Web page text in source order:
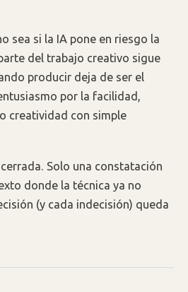
sea si la IA pone en riesgo la
del trabajo creativo sigue
producir deja de ser el
por la facilidad,
creatividad con simple
Solo una constatación
donde la técnica ya no
(y cada indecisión) queda